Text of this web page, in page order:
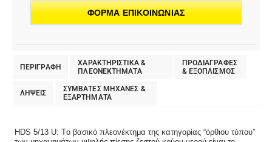
ΦΟΡΜΑ ΕΠΙΚΟΙΝΩΝΙΑΣ
ΠΕΡΙΓΡΑΦΗ
ΧΑΡΑΚΤΗΡΙΣΤΙΚΑ &
ΠΛΕΟΝΕΚΤΗΜΑΤΑ
ΠΡΟΔΙΑΓΡΑΦΕΣ
& EΞΟΠΛΙΣΜΟΣ
ΛΗΨΕΙΣ
ΣΥΜΒΑΤΕΣ ΜΗΧΑΝΕΣ &
ΕΞΑΡΤΗΜΑΤΑ
HDS 5/13 U: Tο βασικό πλεονέκτημα της κατηγορίας “όρθιου τύπου”